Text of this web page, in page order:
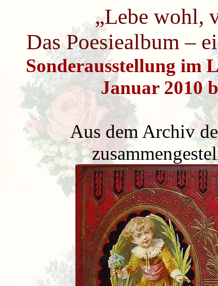
„Lebe wohl,
Das Poesiealbum –
Sonderausstellung im
Januar 2010
Aus dem Archiv